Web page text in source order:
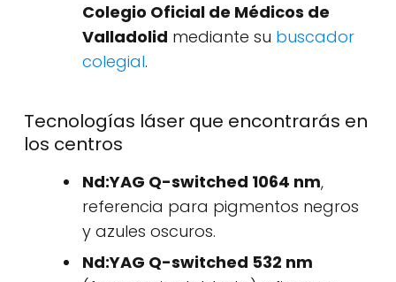
Colegio Oficial de Médicos de
Valladolid mediante su buscador
colegial.
Tecnologías láser que encontrarás en
los centros
Nd:YAG Q-switched 1064 nm,
referencia para pigmentos negros
y azules oscuros.
Nd:YAG Q-switched 532 nm